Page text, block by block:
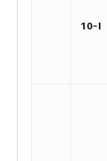
10-І